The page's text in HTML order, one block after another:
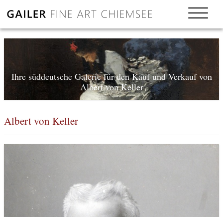
Ihre süddeutsche Galerie für den Kauf und Verkauf von
Albert von Keller
Albert von Keller